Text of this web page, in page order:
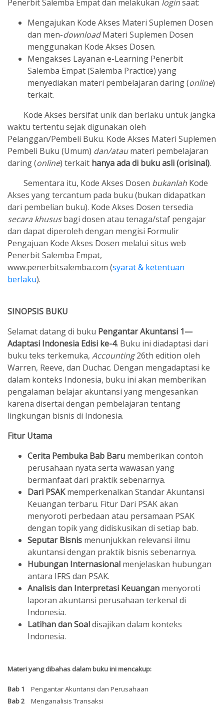
Penerbit Salemba Empat dan melakukan loginsaat:
Mengajukan Kode Akses Materi Suplemen Dosen
dan men-downloadMateri Suplemen Dosen
menggunakan Kode Akses Dosen.
Mengakses Layanan e-Learning Penerbit
Salemba Empat (Salemba Practice) yang
menyediakan materi pembelajaran daring (online)
terkait.
Kode Akses bersifat unik dan berlaku untuk jangka
waktu tertentu sejak digunakan oleh
Pelanggan/Pembeli Buku. Kode Akses Materi Suplemen
Pembeli Buku (Umum) dan/ataumateri pembelajaran
daring (online) terkait hanya ada di buku asli (orisinal).
Sementara itu, Kode Akses Dosen bukanlah Kode
Akses yang tercantum pada buku (bukan didapatkan
dari pembelian buku). Kode Akses Dosen tersedia
secara khususbagi dosen atau tenaga/staf pengajar
dan dapat diperoleh dengan mengisi Formulir
Pengajuan Kode Akses Dosen melalui situs web
Penerbit Salemba Empat,
www.penerbitsalemba.com (syarat & ketentuan
berlaku).
SINOPSIS BUKU
Selamat datang di buku Pengantar Akuntansi 1—
Adaptasi Indonesia Edisi ke-4. Buku ini diadaptasi dari
buku teks terkemuka, Accounting26th edition oleh
Warren, Reeve, dan Duchac. Dengan mengadaptasi ke
dalam konteks Indonesia, buku ini akan memberikan
pengalaman belajar akuntansi yang mengesankan
karena disertai dengan pembelajaran tentang
lingkungan bisnis di Indonesia.
Fitur Utama
Cerita Pembuka Bab Baru memberikan contoh
perusahaan nyata serta wawasan yang
bermanfaat dari praktik sebenarnya.
Dari PSAKmemperkenalkan Standar Akuntansi
Keuangan terbaru. Fitur Dari PSAK akan
menyoroti perbedaan atau persamaan PSAK
dengan topik yang didiskusikan di setiap bab.
Seputar Bisnis menunjukkan relevansi ilmu
akuntansi dengan praktik bisnis sebenarnya.
Hubungan Internasional menjelaskan hubungan
antara IFRS dan PSAK.
Analisis dan Interpretasi Keuangan menyoroti
laporan akuntansi perusahaan terkenal di
Indonesia.
Latihan dan Soaldisajikan dalam konteks
Indonesia.
Materi yang dibahas dalam buku ini mencakup:
Bab 1
Pengantar Akuntansi dan Perusahaan
Bab 2 Menganalisis Transaksi